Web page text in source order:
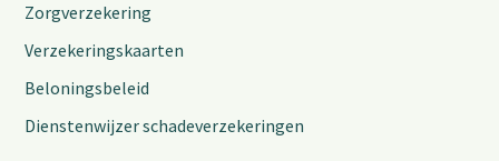
Zorgverzekering
Verzekeringskaarten
Beloningsbeleid
Dienstenwijzer schadeverzekeringen